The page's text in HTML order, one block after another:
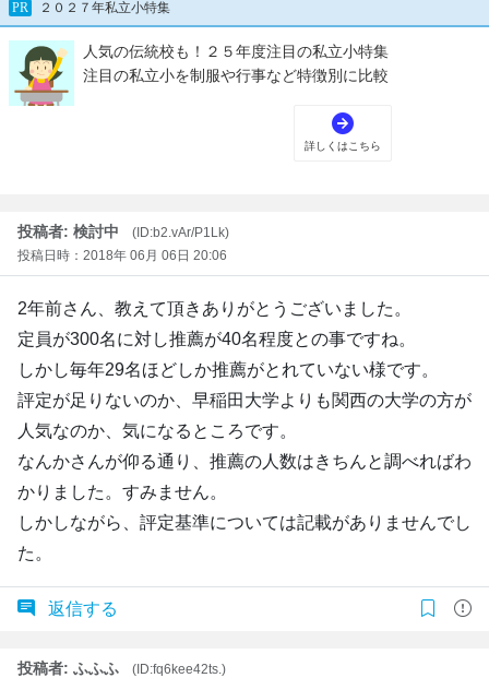
投稿者: 検討中
(ID:b2.vAr/P1Lk)
投稿日時：2018年 06月 06日 20:06
2年前さん、教えて頂きありがとうございました。
定員が300名に対し推薦が40名程度との事ですね。
しかし毎年29名ほどしか推薦がとれていない様です。
評定が足りないのか、早稲田大学よりも関西の大学の方が
人気なのか、気になるところです。
なんかさんが仰る通り、推薦の人数はきちんと調べればわ
かりました。すみません。
しかしながら、評定基準については記載がありませんでし
た。
返信する
投稿者: ふふふ
(ID:fq6kee42ts.)